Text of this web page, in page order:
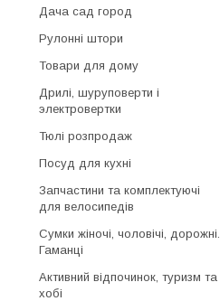
Дача сад город
Рулонні штори
Товари для дому
Дрилі, шуруповерти і
электровертки
Тюлі розпродаж
Посуд для кухні
Запчастини та комплектуючі
для велосипедів
Сумки жіночі, чоловічі, дорожні.
Гаманці
Активний відпочинок, туризм та
хобі